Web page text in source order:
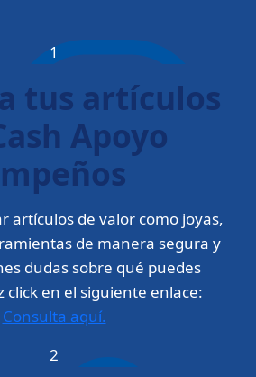
1
tus artículos
Apoyo
artículos de valor como joyas,
de manera segura y
dudas sobre qué puedes
click en el siguiente enlace:
Consulta aquí.
2